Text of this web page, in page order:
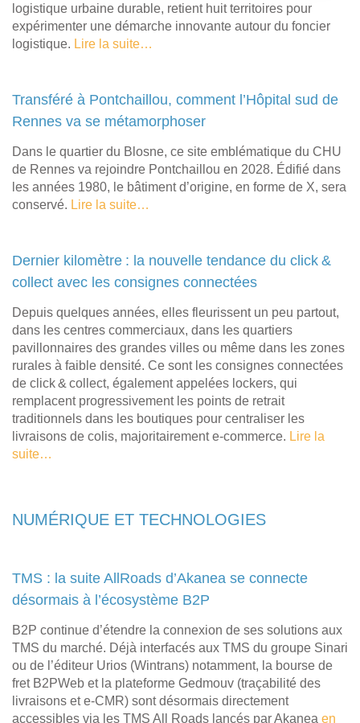
logistique urbaine durable, retient huit territoires pour
expérimenter une démarche innovante autour du foncier
logistique. Lire la suite…
Transféré à Pontchaillou, comment l’Hôpital sud de
Rennes va se métamorphoser
Dans le quartier du Blosne, ce site emblématique du CHU
de Rennes va rejoindre Pontchaillou en 2028. Édifié dans
les années 1980, le bâtiment d’origine, en forme de X, sera
conservé. Lire la suite…
Dernier kilomètre : la nouvelle tendance du click &
collect avec les consignes connectées
Depuis quelques années, elles fleurissent un peu partout,
dans les centres commerciaux, dans les quartiers
pavillonnaires des grandes villes ou même dans les zones
rurales à faible densité. Ce sont les consignes connectées
de click & collect, également appelées lockers, qui
remplacent progressivement les points de retrait
traditionnels dans les boutiques pour centraliser les
livraisons de colis, majoritairement e‑commerce. Lire la
suite…
NUMÉRIQUE ET TECHNOLOGIES
TMS : la suite AllRoads d’Akanea se connecte
désormais à l’écosystème B2P
B2P continue d’étendre la connexion de ses solutions aux
TMS du marché. Déjà interfacés aux TMS du groupe Sinari
ou de l’éditeur Urios (Wintrans) notamment, la bourse de
fret B2PWeb et la plateforme Gedmouv (traçabilité des
livraisons et e-CMR) sont désormais directement
accessibles via les TMS All Roads lancés par Akanea en